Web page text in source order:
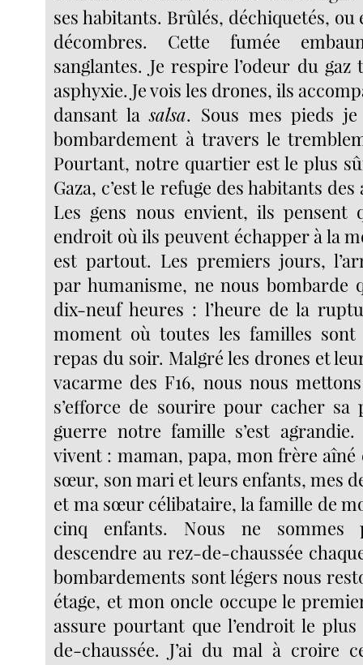
ses habitants. Brûlés, déchiquetés, ou
décombres. Cette fumée
sanglantes. Je respire l’odeur du
asphyxie. Je vois les drones, ils
dansant lasalsa. Sous mes pieds je
bombardement à travers le
Pourtant, notre quartier est le plus
Gaza, c’est le refuge des habitants
Les gens nous envient, ils pensent
endroit où ils peuvent échapper à la
est partout. Les premiers jours,
par humanisme, ne nous bombarde
dix-neuf heures : l’heure de la
moment où toutes les familles
repas du soir. Malgré les drones et
vacarme des F16, nous nous
s’efforce de sourire pour cacher sa
guerre notre famille s’est
vivent : maman, papa, mon frère aîné
sœur, son mari et leurs enfants, mes
et ma sœur célibataire, la famille de
cinq enfants. Nous ne sommes
descendre au rez-de-chaussée
bombardements sont légers nous
étage, et mon oncle occupe le
assure pourtant que l’endroit le
de-chaussée. J’ai du mal à croire